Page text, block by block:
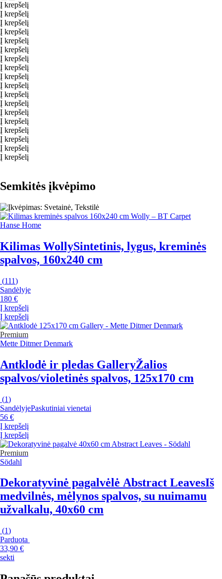
Į krepšelį
Į krepšelį
Į krepšelį
Į krepšelį
Į krepšelį
Į krepšelį
Į krepšelį
Į krepšelį
Į krepšelį
Į krepšelį
Į krepšelį
Į krepšelį
Į krepšelį
Į krepšelį
Į krepšelį
Į krepšelį
Į krepšelį
Į krepšelį
Semkitės įkvėpimo
Hanse Home
Kilimas WollySintetinis, lygus, kreminės
spalvos, 160x240 cm
(111)
Sandėlyje
180 €
Į krepšelį
Į krepšelį
Premium
Mette Ditmer Denmark
Antklodė ir pledas GalleryŽalios
spalvos/violetinės spalvos, 125x170 cm
(1)
SandėlyjePaskutiniai vienetai
56 €
Į krepšelį
Į krepšelį
Premium
Södahl
Dekoratyvinė pagalvėlė Abstract LeavesIš
medvilnės, mėlynos spalvos, su nuimamu
užvalkalu, 40x60 cm
(1)
Parduota
33,90 €
sekti